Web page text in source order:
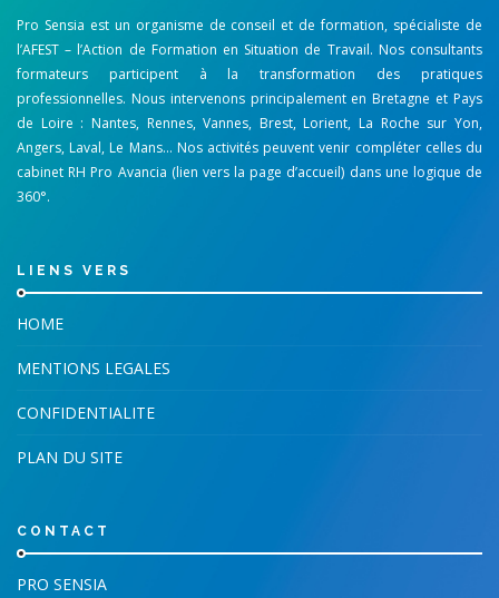
Pro Sensia est un organisme de conseil et de formation, spécialiste de
l’AFEST – l’Action de Formation en Situation de Travail. Nos consultants
formateurs participent à la transformation des pratiques
professionnelles. Nous intervenons principalement en Bretagne et Pays
de Loire : Nantes, Rennes, Vannes, Brest, Lorient, La Roche sur Yon,
Angers, Laval, Le Mans… Nos activités peuvent venir compléter celles du
cabinet RH Pro Avancia (lien vers la page d’accueil) dans une logique de
360°.
LIENS VERS
HOME
MENTIONS LEGALES
CONFIDENTIALITE
PLAN DU SITE
CONTACT
PRO SENSIA